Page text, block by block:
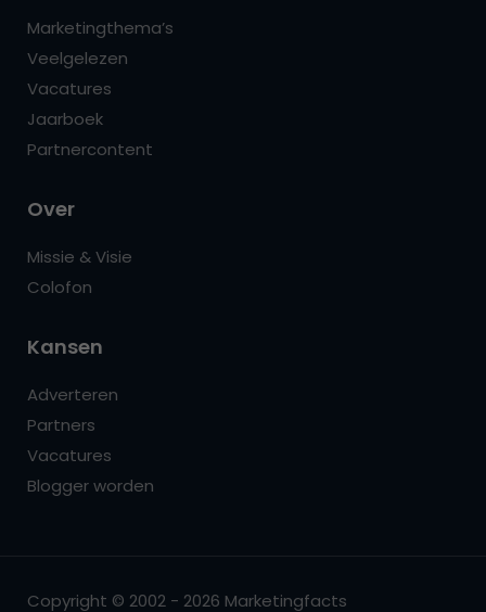
Marketingthema’s
Veelgelezen
Vacatures
Jaarboek
Partnercontent
Over
Missie & Visie
Colofon
Kansen
Adverteren
Partners
Vacatures
Blogger worden
Copyright © 2002 - 2026 Marketingfacts